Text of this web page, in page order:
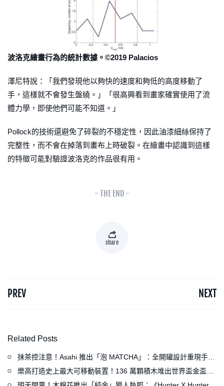
波洛克繪畫行為的統計數據。©2019 Palacios
澤尼特說：「我們發現他以夠快的速度和夠低的高度移動了
手，這樣就不會發生盤繞。」「很高興看到畫家確實使用了流
體力學，即使他們可能不知道。」
Pollock的技術還避免了碎裂的不穩定性，因此油漆細絲保持了
完整性，而不會在掉落到畫布上時破裂。在繪畫中認識到這樣
的特徵可能對驗證波洛克的作品很有用。
- THE END -
share
PREV NEXT
Related Posts
抹茶控注意！Asahi 推出「泡 MATCHA」：全開罐設計重現手打
泡感，拿鐵、可爾必思等新品同步亮相
樂高打造史上最大可移動裝置！136 萬顆積木堆出世界盃金盃，
梅西、姆巴佩、C 羅化身樂高人偶